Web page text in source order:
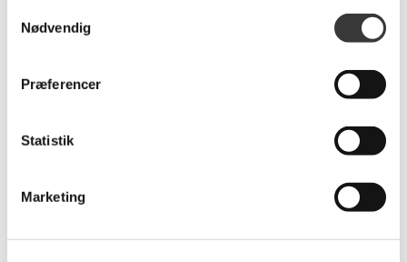
Nødvendig
Præferencer
Statistik
Marketing
-34%
14.999,00 DKK